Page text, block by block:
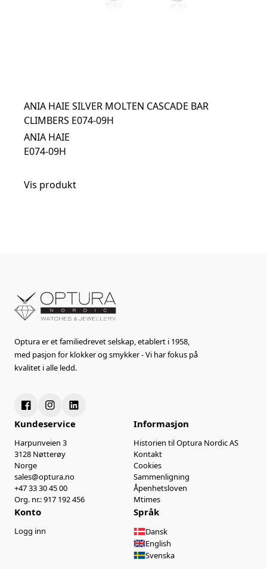
ANIA HAIE SILVER MOLTEN CASCADE BAR
CLIMBERS E074-09H
ANIA HAIE
E074-09H
Vis produkt
Optura er et familiedrevet selskap, etablert i 1958,
med pasjon for klokker og smykker - Vi har fokus på
kvalitet i alle ledd.
Kundeservice
Harpunveien 3
3128 Nøtterøy
Norge
sales@optura.no
+47 33 30 45 00
Org. nr.: 917 192 456
Informasjon
Historien til Optura Nordic AS
Kontakt
Cookies
Sammenligning
Åpenhetsloven
Mtimes
Konto
Logg inn
Språk
Dansk
English
Svenska